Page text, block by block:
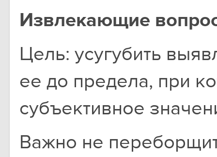
Извлекающие
Цель: усугубить
ее до предела, при
субъективное
Важно не